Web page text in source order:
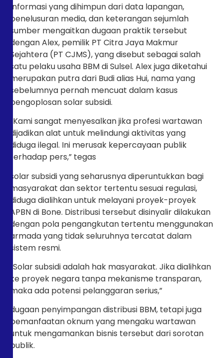
Informasi yang dihimpun dari data lapangan,
penelusuran media, dan keterangan sejumlah
sumber mengaitkan dugaan praktik tersebut
dengan Alex, pemilik PT Citra Jaya Makmur
Sejahtera (PT CJMS), yang disebut sebagai salah
satu pelaku usaha BBM di Sulsel. Alex juga diketahui
merupakan putra dari Budi alias Hui, nama yang
sebelumnya pernah mencuat dalam kasus
pengoplosan solar subsidi.
“Kami sangat menyesalkan jika profesi wartawan
dijadikan alat untuk melindungi aktivitas yang
diduga ilegal. Ini merusak kepercayaan publik
terhadap pers,” tegas
solar subsidi yang seharusnya diperuntukkan bagi
masyarakat dan sektor tertentu sesuai regulasi,
diduga dialihkan untuk melayani proyek-proyek
APBN di Bone. Distribusi tersebut disinyalir dilakukan
dengan pola pengangkutan tertentu menggunakan
armada yang tidak seluruhnya tercatat dalam
sistem resmi.
“Solar subsidi adalah hak masyarakat. Jika dialihkan
ke proyek negara tanpa mekanisme transparan,
maka ada potensi pelanggaran serius,”
dugaan penyimpangan distribusi BBM, tetapi juga
pemanfaatan oknum yang mengaku wartawan
untuk mengamankan bisnis tersebut dari sorotan
publik.